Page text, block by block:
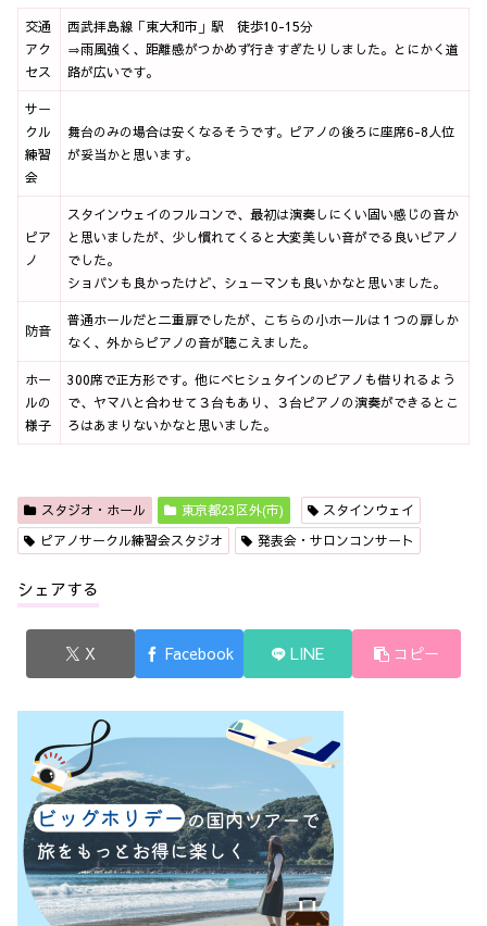
交通
アク
セス
西武拝島線「東大和市」駅 徒歩10-15分
⇒雨風強く、距離感がつかめず行きすぎたりしました。とにかく道
路が広いです。
サー
クル
練習
会
舞台のみの場合は安くなるそうです。ピアノの後ろに座席6-8人位
が妥当かと思います。
ピア
ノ
スタインウェイのフルコンで、最初は演奏しにくい固い感じの音か
と思いましたが、少し慣れてくると大変美しい音がでる良いピアノ
でした。
ショパンも良かったけど、シューマンも良いかなと思いました。
防音
普通ホールだと二重扉でしたが、こちらの小ホールは１つの扉しか
なく、外からピアノの音が聴こえました。
ホー
ルの
様子
300席で正方形です。他にベヒシュタインのピアノも借りれるよう
で、ヤマハと合わせて３台もあり、３台ピアノの演奏ができるとこ
ろはあまりないかなと思いました。
スタジオ・ホール 東京都23区外(市)
スタインウェイ
ピアノサークル練習会スタジオ
発表会・サロンコンサート
シェアする
X Facebook LINE コピー